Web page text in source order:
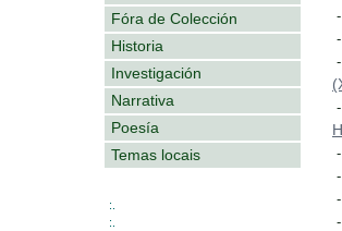
Fóra de Colección
Historia
Investigación
Narrativa
Poesía
Temas locais
:.
:.
-
-
-
-
-
-
-
-